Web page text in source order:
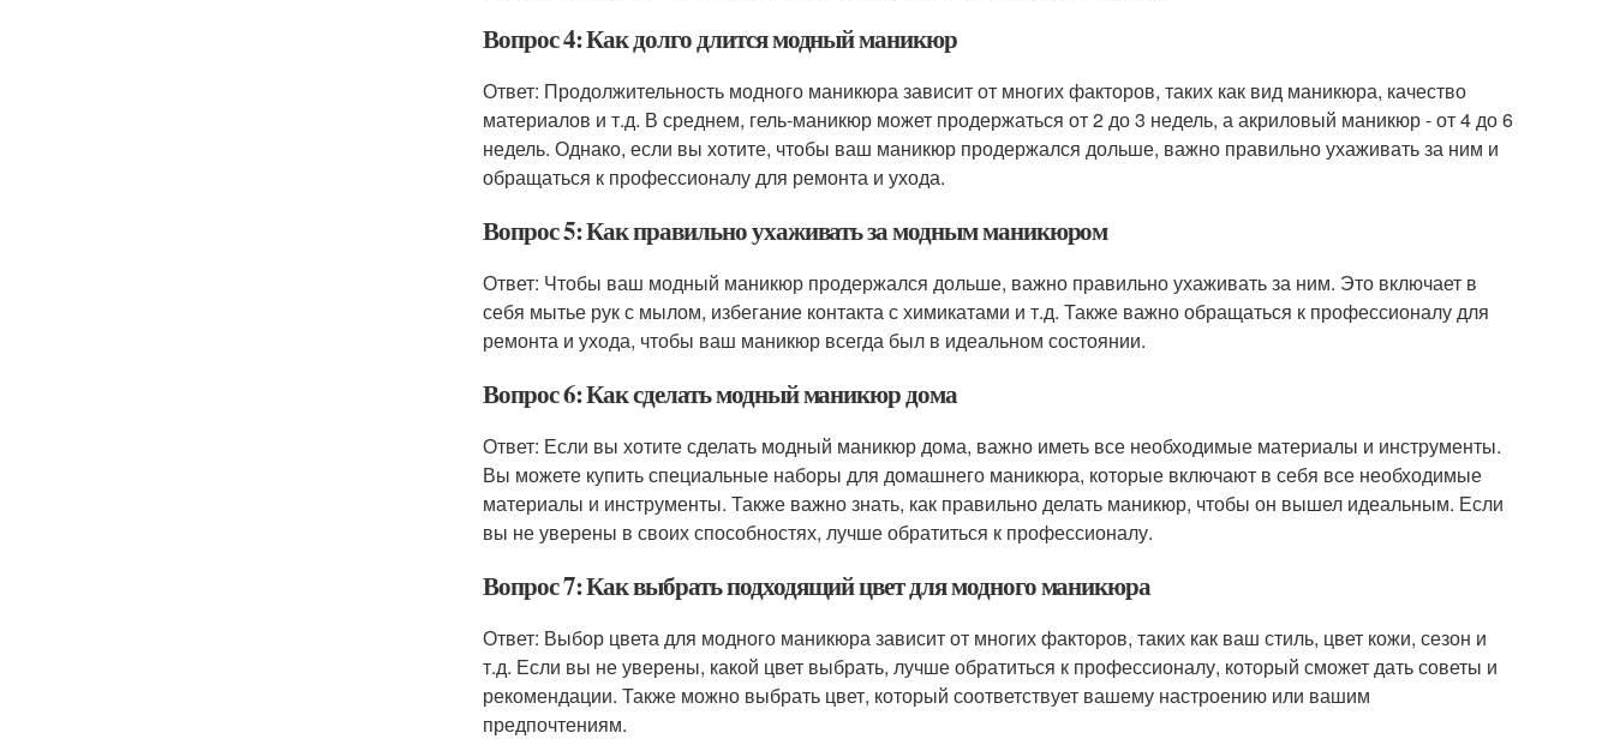
Вопрос 4: Как долго длится модный маникюр
Ответ: Продолжительность модного маникюра зависит от многих факторов, таких как вид маникюра, качество
материалов и т.д. В среднем, гель-маникюр может продержаться от 2 до 3 недель, а акриловый маникюр - от 4 до 6
недель. Однако, если вы хотите, чтобы ваш маникюр продержался дольше, важно правильно ухаживать за ним и
обращаться к профессионалу для ремонта и ухода.
Вопрос 5: Как правильно ухаживать за модным маникюром
Ответ: Чтобы ваш модный маникюр продержался дольше, важно правильно ухаживать за ним. Это включает в
себя мытье рук с мылом, избегание контакта с химикатами и т.д. Также важно обращаться к профессионалу для
ремонта и ухода, чтобы ваш маникюр всегда был в идеальном состоянии.
Вопрос 6: Как сделать модный маникюр дома
Ответ: Если вы хотите сделать модный маникюр дома, важно иметь все необходимые материалы и инструменты.
Вы можете купить специальные наборы для домашнего маникюра, которые включают в себя все необходимые
материалы и инструменты. Также важно знать, как правильно делать маникюр, чтобы он вышел идеальным. Если
вы не уверены в своих способностях, лучше обратиться к профессионалу.
Вопрос 7: Как выбрать подходящий цвет для модного маникюра
Ответ: Выбор цвета для модного маникюра зависит от многих факторов, таких как ваш стиль, цвет кожи, сезон и
т.д. Если вы не уверены, какой цвет выбрать, лучше обратиться к профессионалу, который сможет дать советы и
рекомендации. Также можно выбрать цвет, который соответствует вашему настроению или вашим
предпочтениям.